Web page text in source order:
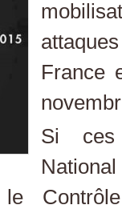
France
Si ces